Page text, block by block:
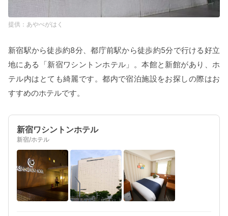
あやぺがはく
新宿駅から徒歩約8分、都庁前駅から徒歩約5分で行ける好立
地にある「新宿ワシントンホテル」。本館と新館があり、ホ
テル内はとても綺麗です。都内で宿泊施設をお探しの際はお
すすめのホテルです。
新宿ワシントンホテル
新宿/ホテル